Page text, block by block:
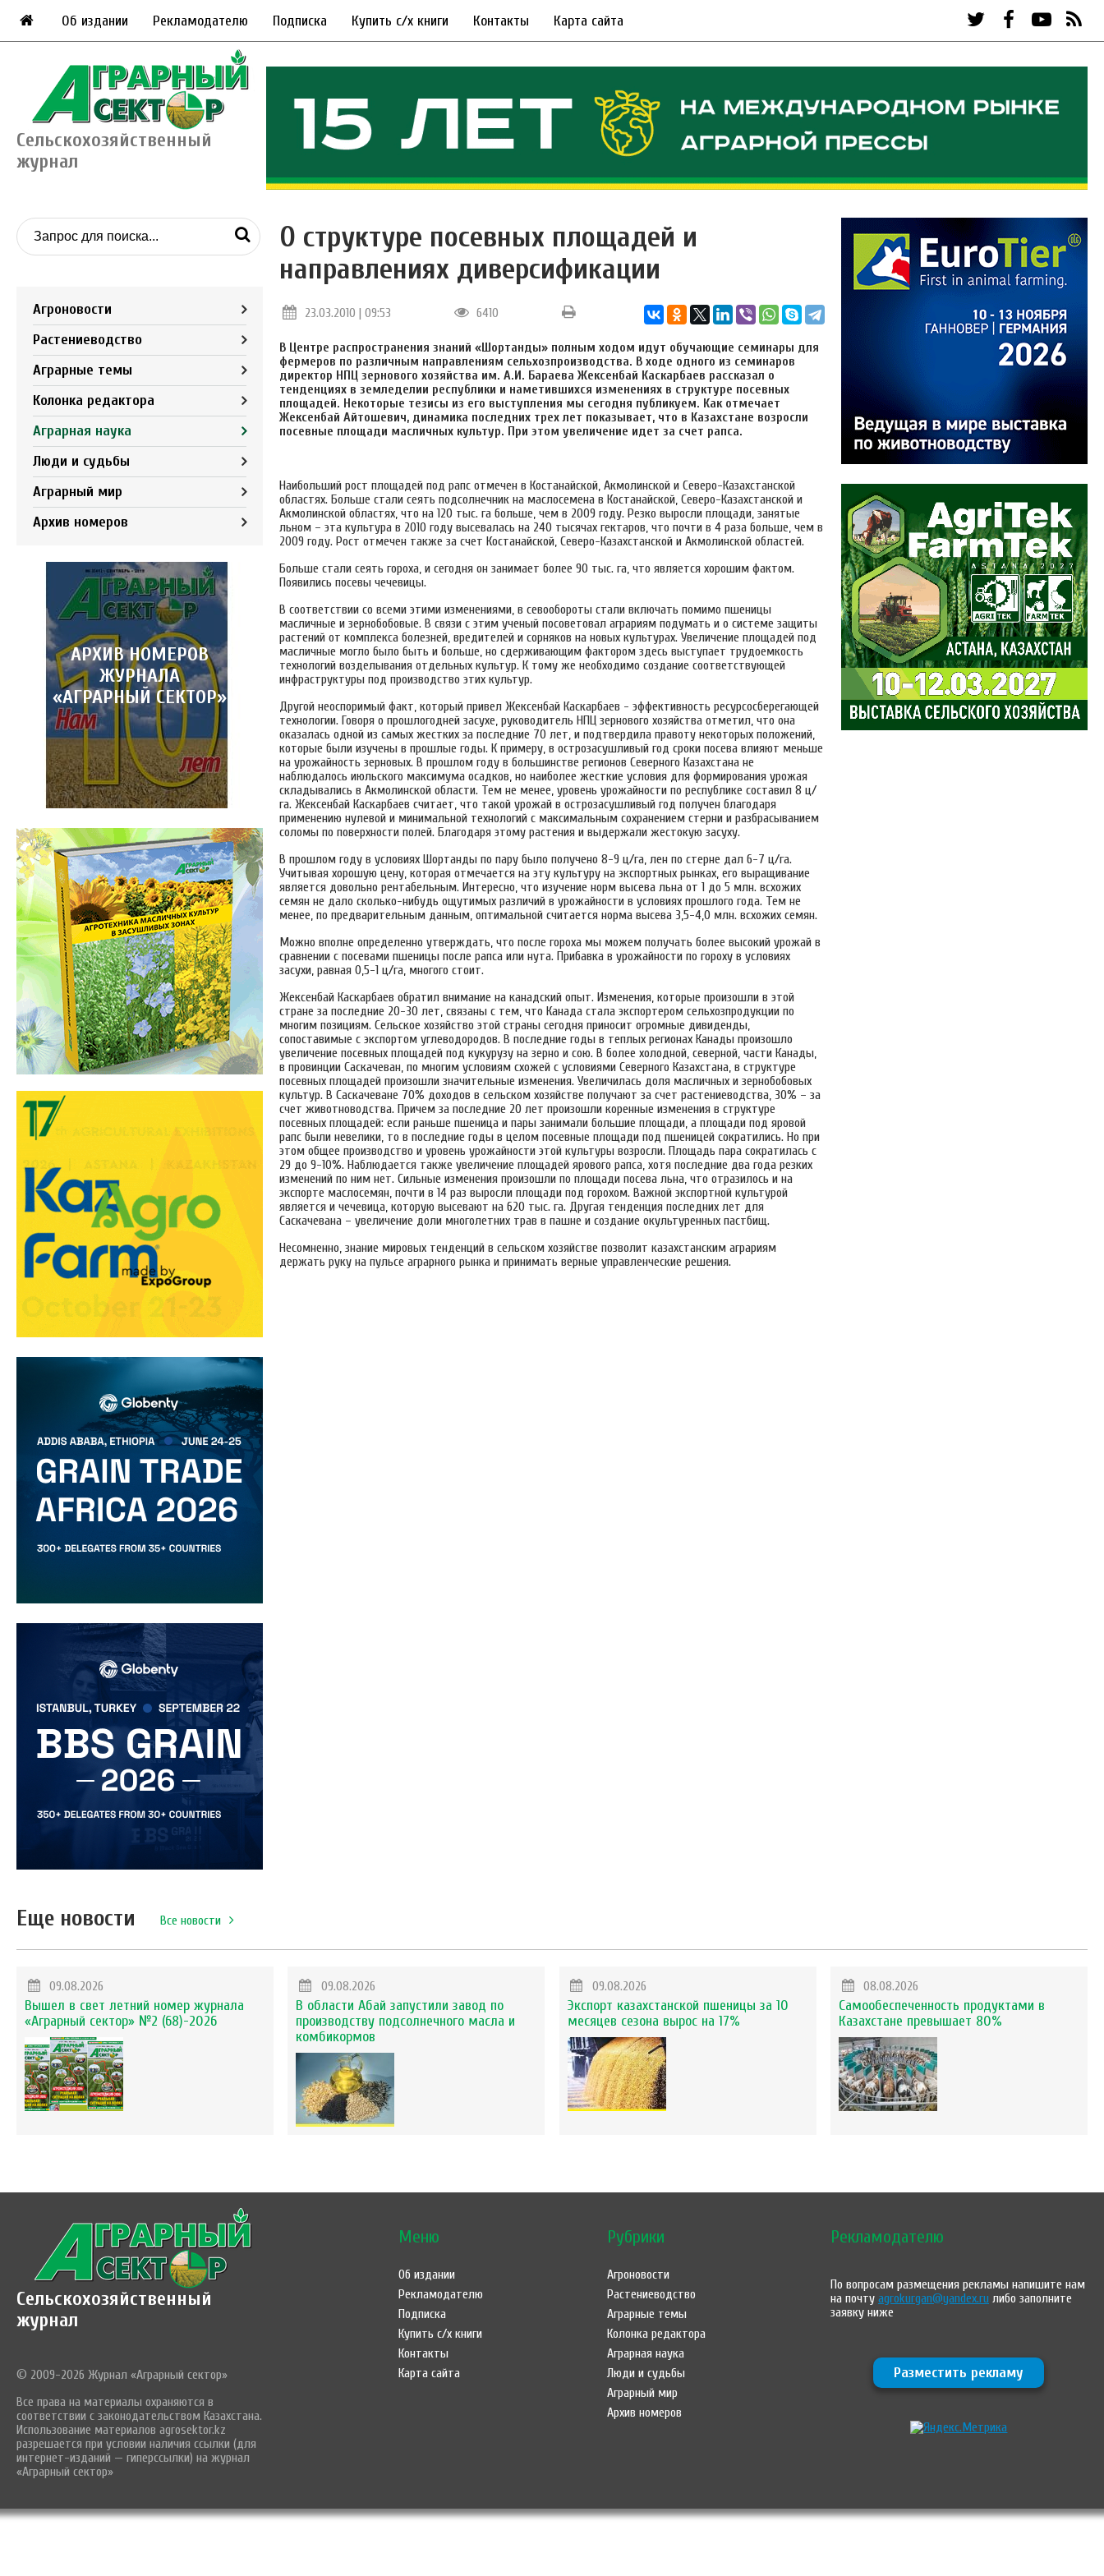
Об издании Рекламодателю Подписка Купить с/х книги Контакты Карта сайта
Сельскохозяйственный
журнал
Агроновости
Растениеводство
Аграрные темы
Колонка редактора
Аграрная наука
Люди и судьбы
Аграрный мир
Архив номеров
АРХИВ НОМЕРОВ
ЖУРНАЛА
«АГРАРНЫЙ СЕКТОР»
О структуре посевных площадей и
направлениях диверсификации
23.03.2010 | 09:53 6410
В Центре распространения знаний «Шортанды» полным ходом идут обучающие семинары для
фермеров по различным направлениям сельхозпроизводства. В ходе одного из семинаров
директор НПЦ зернового хозяйства им. А.И. Бараева Жексенбай Каскарбаев рассказал о
тенденциях в земледелии республики и наметившихся изменениях в структуре посевных
площадей. Некоторые тезисы из его выступления мы сегодня публикуем. Как отмечает
Жексенбай Айтошевич, динамика последних трех лет показывает, что в Казахстане возросли
посевные площади масличных культур. При этом увеличение идет за счет рапса.
Наибольший рост площадей под рапс отмечен в Костанайской, Акмолинской и Северо-Казахстанской
областях. Больше стали сеять подсолнечник на маслосемена в Костанайской, Северо-Казахстанской и
Акмолинской областях, что на 120 тыс. га больше, чем в 2009 году. Резко выросли площади, занятые
льном – эта культура в 2010 году высевалась на 240 тысячах гектаров, что почти в 4 раза больше, чем в
2009 году. Рост отмечен также за счет Костанайской, Северо-Казахстанской и Акмолинской областей.
Больше стали сеять гороха, и сегодня он занимает более 90 тыс. га, что является хорошим фактом.
Появились посевы чечевицы.
В соответствии со всеми этими изменениями, в севообороты стали включать помимо пшеницы
масличные и зернобобовые. В связи с этим ученый посоветовал аграриям подумать и о системе защиты
растений от комплекса болезней, вредителей и сорняков на новых культурах. Увеличение площадей под
масличные могло было быть и больше, но сдерживающим фактором здесь выступает трудоемкость
технологий возделывания отдельных культур. К тому же необходимо создание соответствующей
инфраструктуры под производство этих культур.
Другой неоспоримый факт, который привел Жексенбай Каскарбаев - эффективность ресурсосберегающей
технологии. Говоря о прошлогодней засухе, руководитель НПЦ зернового хозяйства отметил, что она
оказалась одной из самых жестких за последние 70 лет, и подтвердила правоту некоторых положений,
которые были изучены в прошлые годы. К примеру, в острозасушливый год сроки посева влияют меньше
на урожайность зерновых. В прошлом году в большинстве регионов Северного Казахстана не
наблюдалось июльского максимума осадков, но наиболее жесткие условия для формирования урожая
складывались в Акмолинской области. Тем не менее, уровень урожайности по республике составил 8 ц/
га. Жексенбай Каскарбаев считает, что такой урожай в острозасушливый год получен благодаря
применению нулевой и минимальной технологий с максимальным сохранением стерни и разбрасыванием
соломы по поверхности полей. Благодаря этому растения и выдержали жестокую засуху.
В прошлом году в условиях Шортанды по пару было получено 8-9 ц/га, лен по стерне дал 6-7 ц/га.
Учитывая хорошую цену, которая отмечается на эту культуру на экспортных рынках, его выращивание
является довольно рентабельным. Интересно, что изучение норм высева льна от 1 до 5 млн. всхожих
семян не дало сколько-нибудь ощутимых различий в урожайности в условиях прошлого года. Тем не
менее, по предварительным данным, оптимальной считается норма высева 3,5-4,0 млн. всхожих семян.
Можно вполне определенно утверждать, что после гороха мы можем получать более высокий урожай в
сравнении с посевами пшеницы после рапса или нута. Прибавка в урожайности по гороху в условиях
засухи, равная 0,5-1 ц/га, многого стоит.
Жексенбай Каскарбаев обратил внимание на канадский опыт. Изменения, которые произошли в этой
стране за последние 20-30 лет, связаны с тем, что Канада стала экспортером сельхозпродукции по
многим позициям. Сельское хозяйство этой страны сегодня приносит огромные дивиденды,
сопоставимые с экспортом углеводородов. В последние годы в теплых регионах Канады произошло
увеличение посевных площадей под кукурузу на зерно и сою. В более холодной, северной, части Канады,
в провинции Саскачеван, по многим условиям схожей с условиями Северного Казахстана, в структуре
посевных площадей произошли значительные изменения. Увеличилась доля масличных и зернобобовых
культур. В Саскачеване 70% доходов в сельском хозяйстве получают за счет растениеводства, 30% – за
счет животноводства. Причем за последние 20 лет произошли коренные изменения в структуре
посевных площадей: если раньше пшеница и пары занимали большие площади, а площади под яровой
рапс были невелики, то в последние годы в целом посевные площади под пшеницей сократились. Но при
этом общее производство и уровень урожайности этой культуры возросли. Площадь пара сократилась с
29 до 9-10%. Наблюдается также увеличение площадей ярового рапса, хотя последние два года резких
изменений по ним нет. Сильные изменения произошли по площади посева льна, что отразилось и на
экспорте маслосемян, почти в 14 раз выросли площади под горохом. Важной экспортной культурой
является и чечевица, которую высевают на 620 тыс. га. Другая тенденция последних лет для
Саскачевана – увеличение доли многолетних трав в пашне и создание окультуренных пастбищ.
Несомненно, знание мировых тенденций в сельском хозяйстве позволит казахстанским аграриям
держать руку на пульсе аграрного рынка и принимать верные управленческие решения.
Еще новости Все новости
09.08.2026
Вышел в свет летний номер журнала
«Аграрный сектор» №2 (68)-2026
09.08.2026
В области Абай запустили завод по
производству подсолнечного масла и
комбикормов
09.08.2026
Экспорт казахстанской пшеницы за 10
месяцев сезона вырос на 17%
08.08.2026
Самообеспеченность продуктами в
Казахстане превышает 80%
Сельскохозяйственный
журнал
© 2009-2026 Журнал «Аграрный сектор»
Все права на материалы охраняются в
соответствии с законодательством Казахстана.
Использование материалов agrosektor.kz
разрешается при условии наличия ссылки (для
интернет-изданий — гиперссылки) на журнал
«Аграрный сектор»
Меню
Об издании
Рекламодателю
Подписка
Купить с/х книги
Контакты
Карта сайта
Рубрики
Агроновости
Растениеводство
Аграрные темы
Колонка редактора
Аграрная наука
Люди и судьбы
Аграрный мир
Архив номеров
Рекламодателю
По вопросам размещения рекламы напишите нам
на почтуagrokurgan@yandex.ru либо заполните
заявку ниже
Разместить рекламу